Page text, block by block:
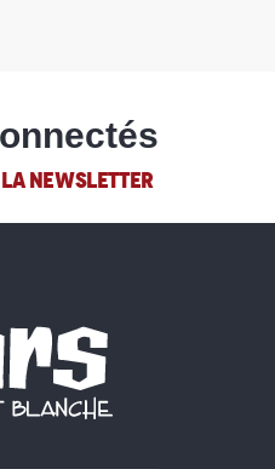
NEWSLETTER